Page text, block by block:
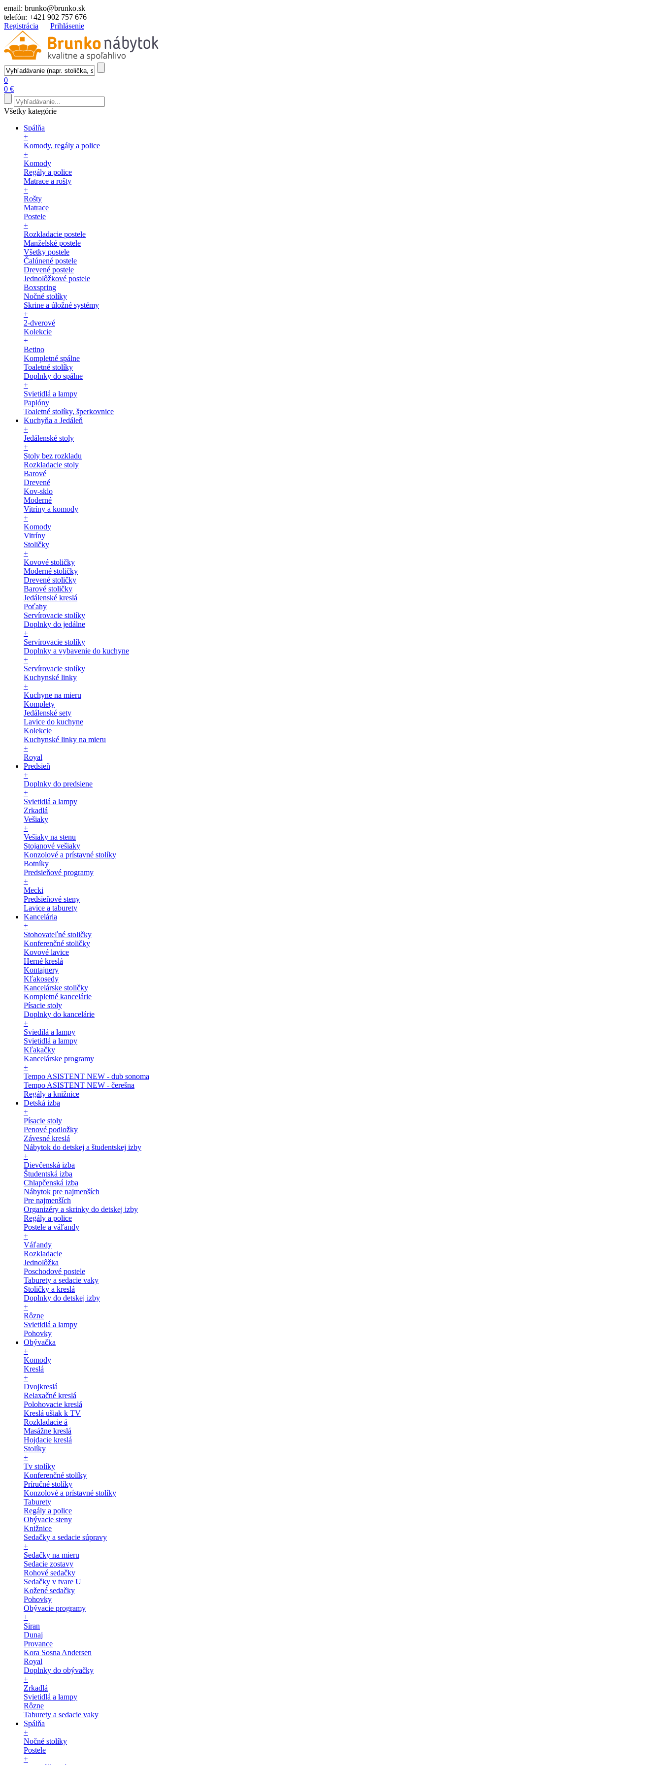
email: brunko@brunko.sk
telefón: +421 902 757 676
Registrácia
Prihlásenie
0
0 €
Všetky kategórie
Spálňa
+
Komody, regály a police
+
Komody
Regály a police
Matrace a rošty
+
Rošty
Matrace
Postele
+
Rozkladacie postele
Manželské postele
Všetky postele
Čalúnené postele
Drevené postele
Jednolôžkové postele
Boxspring
Nočné stolíky
Skrine a úložné systémy
+
2-dverové
Kolekcie
+
Betino
Kompletné spálne
Toaletné stolíky
Doplnky do spálne
+
Svietidlá a lampy
Paplóny
Toaletné stolíky, šperkovnice
Kuchyňa a Jedáleň
+
Jedálenské stoly
+
Stoly bez rozkladu
Rozkladacie stoly
Barové
Drevené
Kov-sklo
Moderné
Vitríny a komody
+
Komody
Vitríny
Stoličky
+
Kovové stoličky
Moderné stoličky
Drevené stoličky
Barové stoličky
Jedálenské kreslá
Poťahy
Servírovacie stolíky
Doplnky do jedálne
+
Servírovacie stolíky
Doplnky a vybavenie do kuchyne
+
Servírovacie stolíky
Kuchynské linky
+
Kuchyne na mieru
Komplety
Jedálenské sety
Lavice do kuchyne
Kolekcie
Kuchynské linky na mieru
+
Royal
Predsieň
+
Doplnky do predsiene
+
Svietidlá a lampy
Zrkadlá
Vešiaky
+
Vešiaky na stenu
Stojanové vešiaky
Konzolové a prístavné stolíky
Botníky
Predsieňové programy
+
Mecki
Predsieňové steny
Lavice a taburety
Kancelária
+
Stohovateľné stoličky
Konferenčné stoličky
Kovové lavice
Herné kreslá
Kontajnery
Kľakosedy
Kancelárske stoličky
Kompletné kancelárie
Písacie stoly
Doplnky do kancelárie
+
Sviedilá a lampy
Svietidlá a lampy
Kľakačky
Kancelárske programy
+
Tempo ASISTENT NEW - dub sonoma
Tempo ASISTENT NEW - čerešna
Regály a knižnice
Detská izba
+
Písacie stoly
Penové podložky
Závesné kreslá
Nábytok do detskej a študentskej izby
+
Dievčenská izba
Študentská izba
Chlapčenská izba
Nábytok pre najmenších
Pre najmenších
Organizéry a skrinky do detskej izby
Regály a police
Postele a váľandy
+
Váľandy
Rozkladacie
Jednolôžka
Poschodové postele
Taburety a sedacie vaky
Stoličky a kreslá
Doplnky do detskej izby
+
Rôzne
Svietidlá a lampy
Pohovky
Obývačka
+
Komody
Kreslá
+
Dvojkreslá
Relaxačné kreslá
Polohovacie kreslá
Kreslá ušiak k TV
Rozkladacie á
Masážne kreslá
Hojdacie kreslá
Stolíky
+
Tv stolíky
Konferenčné stolíky
Príručné stolíky
Konzolové a prístavné stolíky
Taburety
Regály a police
Obývacie steny
Knižnice
Sedačky a sedacie súpravy
+
Sedačky na mieru
Sedacie zostavy
Rohové sedačky
Sedačky v tvare U
Kožené sedačky
Pohovky
Obývacie programy
+
Siran
Dunaj
Provance
Kora Sosna Andersen
Royal
Doplnky do obývačky
+
Zrkadlá
Svietidlá a lampy
Rôzne
Taburety a sedacie vaky
Spálňa
+
Nočné stolíky
Postele
+